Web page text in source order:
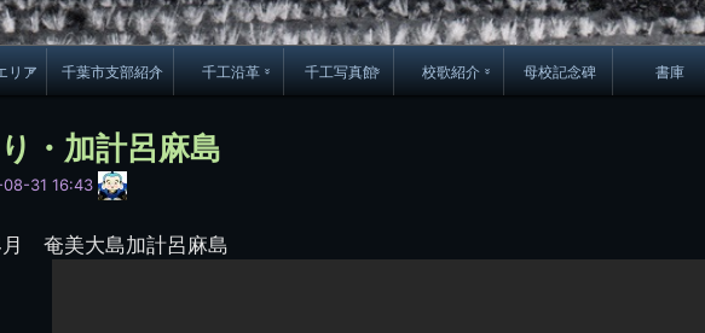
リア 千葉市支部紹介
会員・役員名簿
ちばし支部だより
千工沿革
生実移転の歴史
検見川校舎時代
千工写真館
40周年
生実校舎以前 寒川校舎時代
校歌紹介 母校記念碑 書庫
吹奏楽
・加計呂麻島
08-31 16:43
サ
イ
管
理
奄美大島加計呂麻島